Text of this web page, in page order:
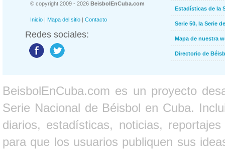
© copyright 2009 - 2026 BeisbolEnCuba.com
Inicio | Mapa del sitio | Contacto
Redes sociales:
Estadísticas de la
Serie 50, la Serie
Mapa de nuestra
Directorio de
BeisbolEnCuba.com es un proyecto
Serie Nacional de Béisbol en Cuba.
diarios, estadísticas, noticias,
para que los usuarios publiquen sus